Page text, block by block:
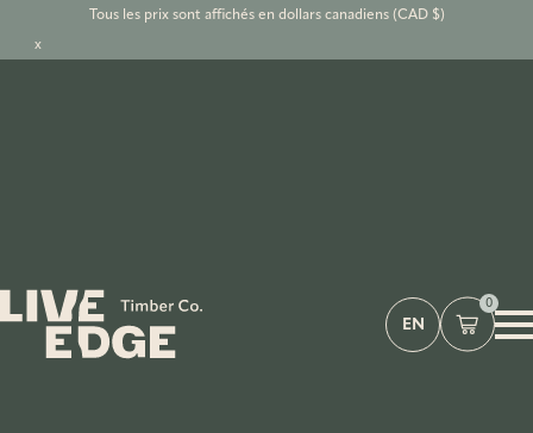
Tous les prix sont affichés en dollars canadiens (CAD $)
x
EN
0